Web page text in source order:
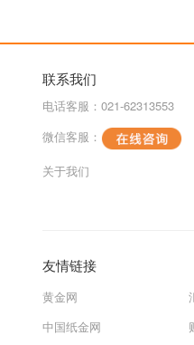
联系我们
电话客服：021-62313553
微信客服：
关于我们
友情链接
黄金网
中国纸金网